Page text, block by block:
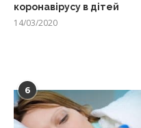
коронавірусу в дітей
14/03/2020
6